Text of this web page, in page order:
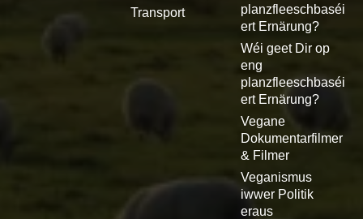
Transport
planzfleeschbaséi
ert Ernärung?
Wéi geet Dir op
eng
planzfleeschbaséi
ert Ernärung?
Vegane
Dokumentarfilmer
& Filmer
Veganismus
iwwer Politik
eraus